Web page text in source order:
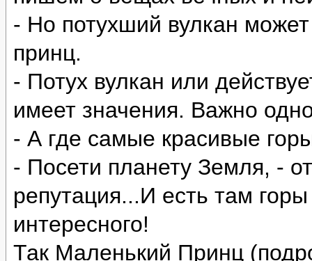
- Но потухший вулкан
принц.
- Потух вулкан или
имеет значения. Важно
- А где самые красивые
- Посети планету Земля, -
репутация...И есть там
интересного!
Так Маленький Принц